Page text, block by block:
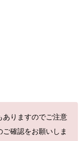
ありますのでご注意
確認をお願いしま